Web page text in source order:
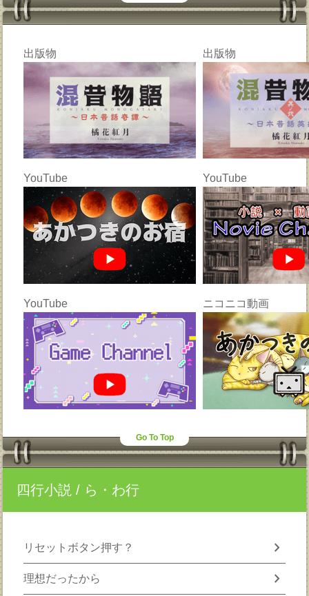
出版物 出版物
YouTube YouTube
YouTube ニコニコ動画
Go To Top
四行小説 / ら・わ行
リセットボタン押す？ chevron_right
理想だったから chevron_right